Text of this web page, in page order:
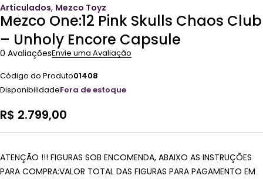
Articulados, Mezco Toyz
Mezco One:12 Pink Skulls Chaos Club
– Unholy Encore Capsule
0 AvaliaçõesEnvie uma Avaliação
Código do Produto01408
DisponibilidadeFora de estoque
R$ 2.799,00
ATENÇÃO !!! FIGURAS SOB ENCOMENDA, ABAIXO AS INSTRUÇÕES
PARA COMPRA:VALOR TOTAL DAS FIGURAS PARA PAGAMENTO EM